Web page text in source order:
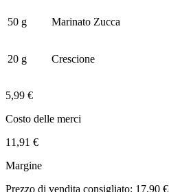
50 g Marinato Zucca
20 g Crescione
5,99 €
Costo delle merci
11,91 €
Margine
Prezzo di vendita consigliato: 17,90 €